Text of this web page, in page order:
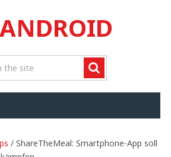
/ ShareTheMeal: Smartphone-App soll